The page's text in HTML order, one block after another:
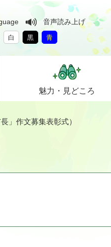
音声読み上げ
白 黒 青
魅力・ 見どころ
」作文募集表彰式）